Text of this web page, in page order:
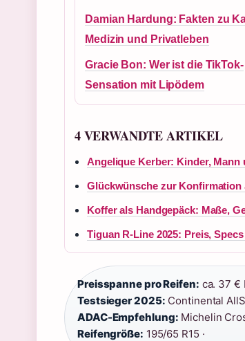
Damian Hardung: Fakten zu
Medizin und Privatleben
Gracie Bon: Wer ist die TikTok-
Sensation mit Lipödem
4 VERWANDTE ARTIKEL
Angelique Kerber: Kinder, Mann
Glückwünsche zur Konfirmation
Koffer als Handgepäck: Maße,
Tiguan R-Line 2025: Preis,
Preisspanne pro Reifen: ca. 37 €
Testsieger 2025: Continental
ADAC-Empfehlung: Michelin
Reifengröße: 195/65 R15 ·